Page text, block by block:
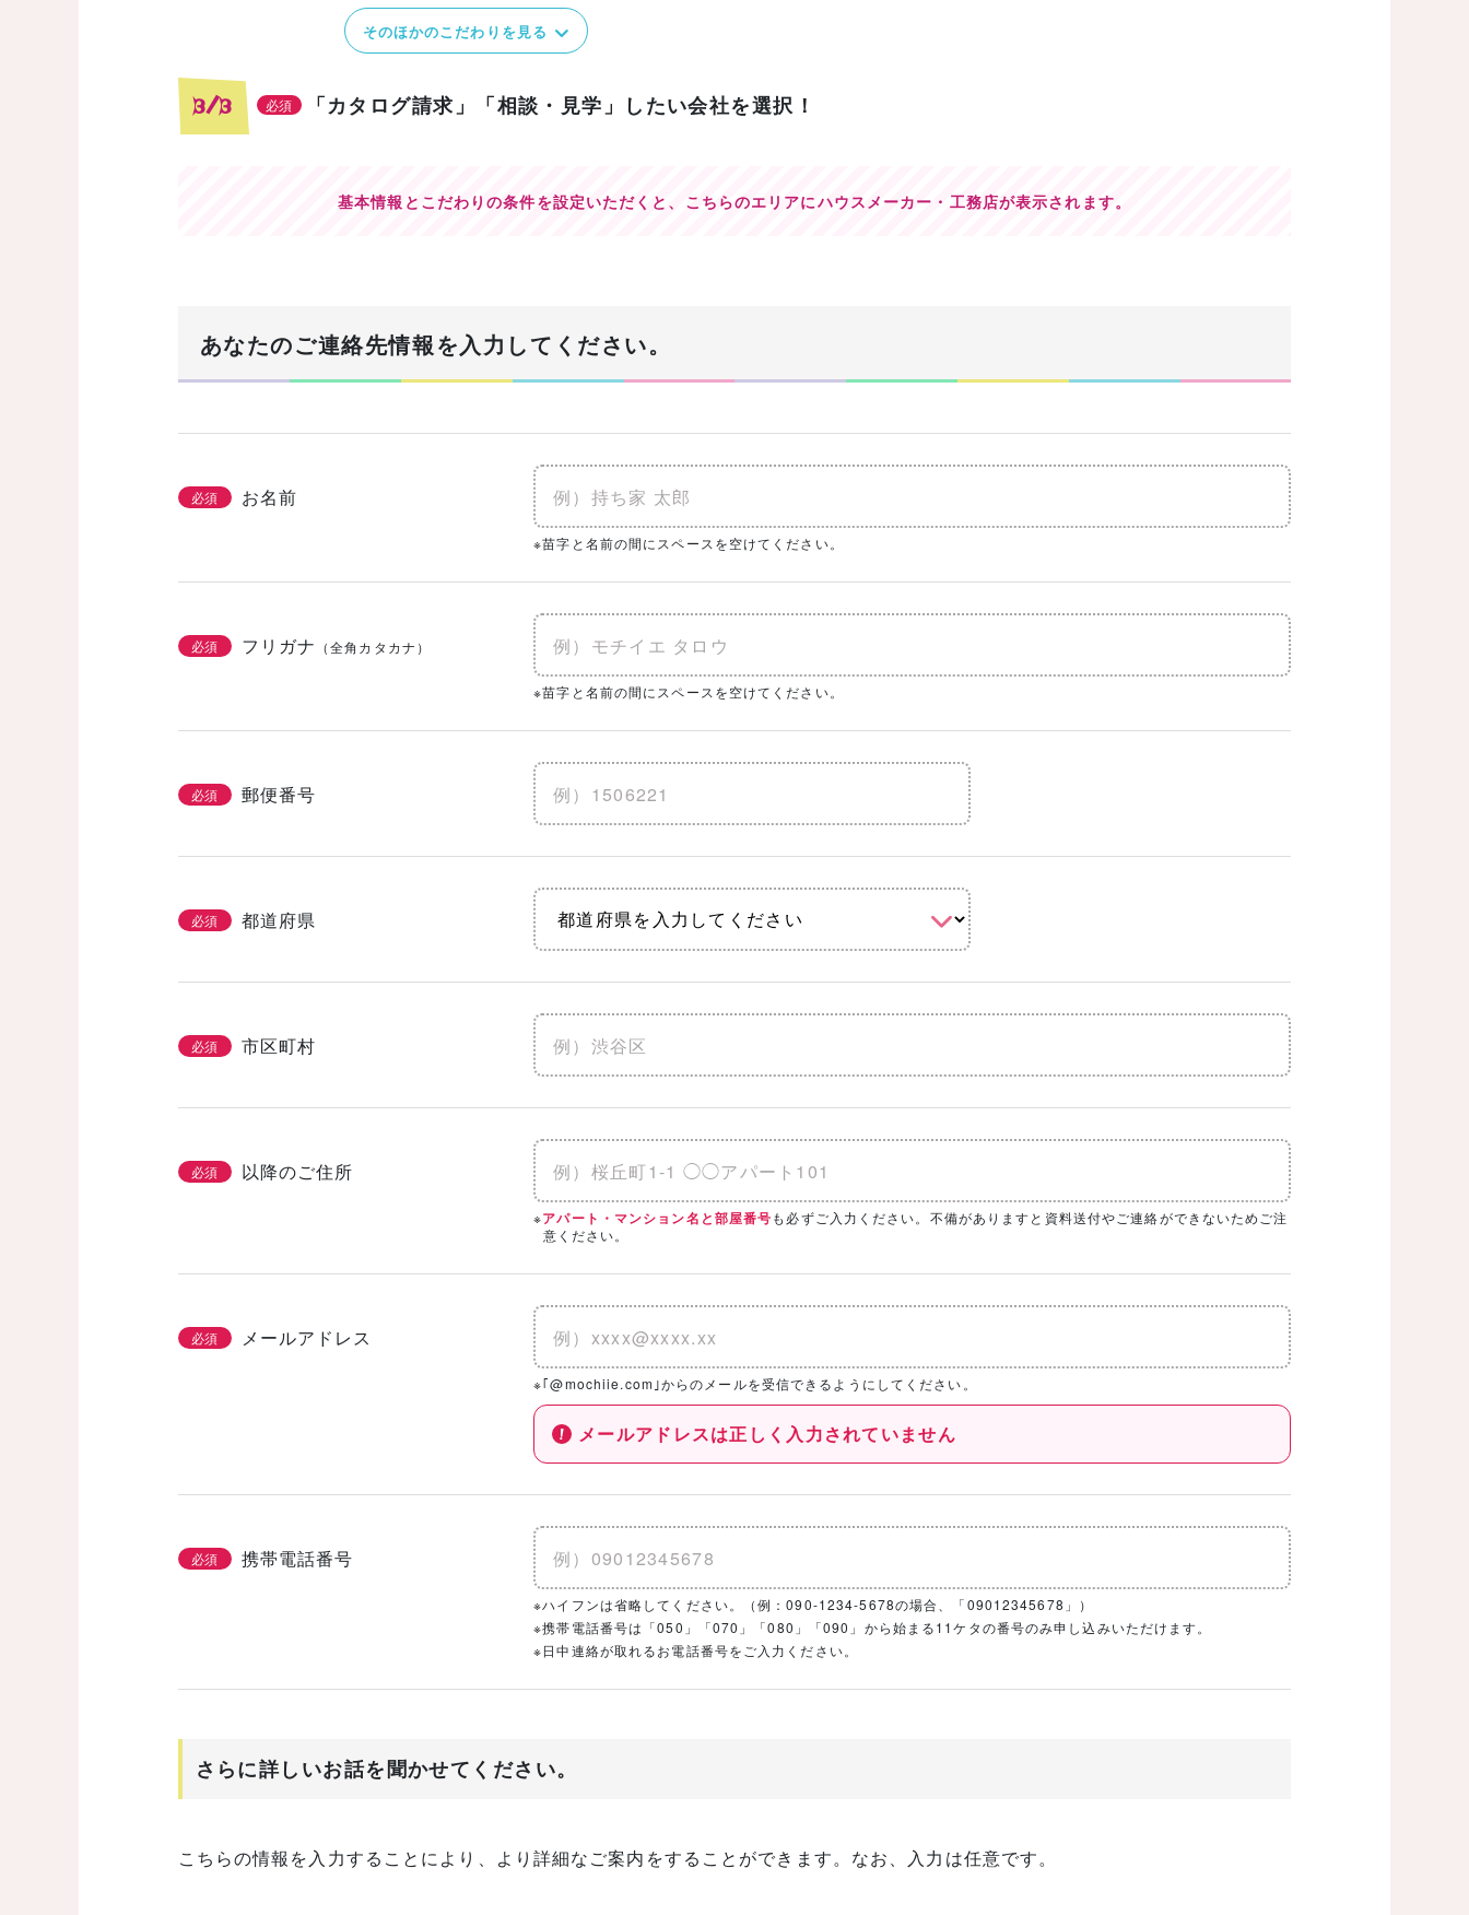
そのほかのこだわりを見る
3/3 必須 「カタログ請求」「相談・見学」したい会社を選択！
基本情報とこだわりの条件を設定いただくと、 こちらのエリアにハウスメーカー・工務店が表示されます。
あなたのご連絡先情報を入力してください。
必須 お名前
※苗字と名前の間にスペースを空けてください。
必須 フリガナ （全角カタカナ）
※苗字と名前の間にスペースを空けてください。
必須 郵便番号
必須 都道府県
必須 市区町村
必須 以降のご住所
※アパート・マンション名と部屋番号も必ずご入力ください。不備がありますと資料送付やご連絡ができないためご注
意ください。
必須 メールアドレス
※｢@mochiie.com｣からのメールを受信できるようにしてください。
メールアドレスは正しく入力されていません
必須 携帯電話番号
※ハイフンは省略してください。（例：090-1234-5678の場合、「09012345678」）
※携帯電話番号は「050」「070」「080」「090」から始まる11ケタの番号のみ申し込みいただけます。
※日中連絡が取れるお電話番号をご入力ください。
さらに詳しいお話を聞かせてください。
こちらの情報を入力することにより、より詳細なご案内をすることができます。なお、入力は任意です。